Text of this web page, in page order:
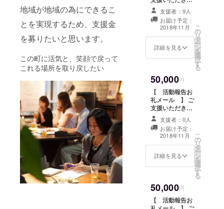
地域が地域の為にできるこ
とを実現するため、支援金
を募りたいと思います。
この町に活気と、笑顔で戻って
これる場所を取り戻したい
る乙亥相撲。祭
りを通して、野
村ファンになっ
てくださってい
る方々も多いは
ず。そのイベン
とり様何口でも
かまいません。
はな」「スイー
ツ工房絹」の菓
子詰め合わ
せ 】 地元菓子
職人さんのお菓
子の詰め合わ
せ。かしはなの
主人ターキーさ
ずっと消防団と
して奔走し、す
ぐにお店もオー
プンして町の活
気を取り戻して
くれました。 ス
イーツ工房絹さ
んも、被災され
ましたが、返礼
までに制作でき
るように復旧に
す。 【 新しい
乙亥会館会場に
支援者の名前を
えた活動につい
て、メールで報
告いたします。
（ 乙亥相撲開
催後、12月中旬
予定 ） その後
ントなどをメー
ルにて報告させ
ていただきま
す。 【 百姓百
品お野菜詰め合
わせ 】 野村地
域の方々が作っ
たお野菜をお送
りいたします。
（12月の希望日
に配送予定）※野
菜の生育状況に
こともございま
す。 【 新しい
乙亥会館会場に
支援者：9人
お届け予定：
2018年11月
詳細を見る
こ
の
リ
タ
ー
ン
を
選
択
す
る
50,000円
【 活動報告お
礼メール 】 ご
支援いただき行
えた活動につい
て、メールで報
告いたします。
（ 乙亥相撲開
催後、12月中旬
予定 ） その後
ントなどをメー
ルにて報告させ
ていただきま
支援者：0人
お届け予定：
2018年11月
詳細を見る
こ
の
リ
タ
ー
ン
を
選
択
す
る
50,000円
【 活動報告お